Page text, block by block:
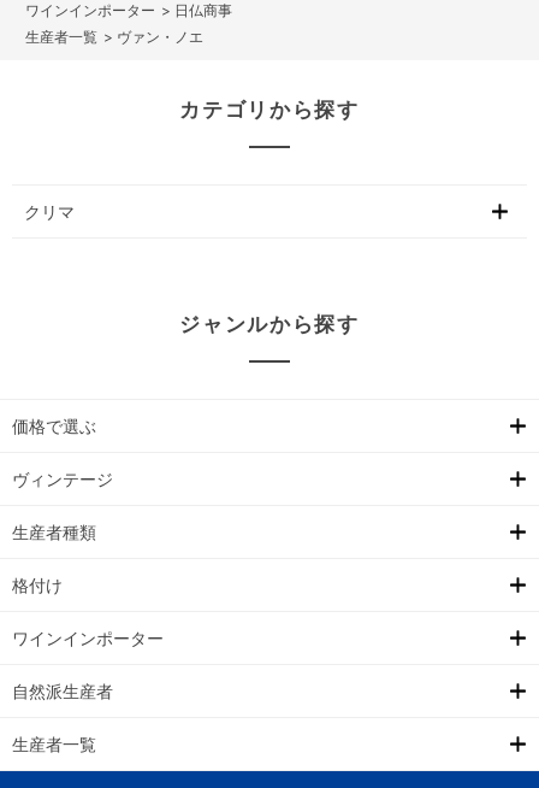
> 日仏商事
> ヴァン・ノエ
カテゴリから探す
クリマ
ジャンルから探す
価格で選ぶ
ヴィンテージ
生産者種類
格付け
ワインインポーター
自然派生産者
生産者一覧